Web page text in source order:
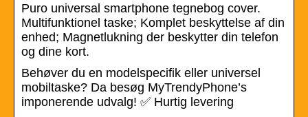
Puro universal smartphone tegnebog cover.
Multifunktionel taske; Komplet beskyttelse af din
enhed; Magnetlukning der beskytter din telefon
og dine kort.
Behøver du en modelspecifik eller universel
mobiltaske? Da besøg MyTrendyPhone’s
imponerende udvalg! ✅ Hurtig levering